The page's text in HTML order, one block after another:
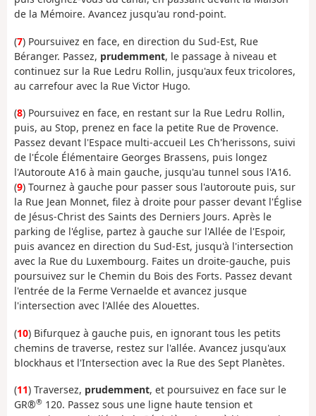
de la Mémoire. Avancez jusqu'au rond-point.
(7) Poursuivez en face, en direction du Sud-Est, Rue
Béranger. Passez, prudemment, le passage à niveau et
continuez sur la Rue Ledru Rollin, jusqu'aux feux tricolores,
au carrefour avec la Rue Victor Hugo.
(8) Poursuivez en face, en restant sur la Rue Ledru Rollin,
puis, au Stop, prenez en face la petite Rue de Provence.
Passez devant l'Espace multi-accueil Les Ch'herissons, suivi
de l'École Élémentaire Georges Brassens, puis longez
l'Autoroute A16 à main gauche, jusqu'au tunnel sous l'A16.
(9) Tournez à gauche pour passer sous l'autoroute puis, sur
la Rue Jean Monnet, filez à droite pour passer devant l'Église
de Jésus-Christ des Saints des Derniers Jours. Après le
parking de l'église, partez à gauche sur l'Allée de l'Espoir,
puis avancez en direction du Sud-Est, jusqu'à l'intersection
avec la Rue du Luxembourg. Faites un droite-gauche, puis
poursuivez sur le Chemin du Bois des Forts. Passez devant
l'entrée de la Ferme Vernaelde et avancez jusque
l'intersection avec l'Allée des Alouettes.
(10) Bifurquez à gauche puis, en ignorant tous les petits
chemins de traverse, restez sur l'allée. Avancez jusqu'aux
blockhaus et l'Intersection avec la Rue des Sept Planètes.
(11) Traversez, prudemment, et poursuivez en face sur le
GR®® 120. Passez sous une ligne haute tension et